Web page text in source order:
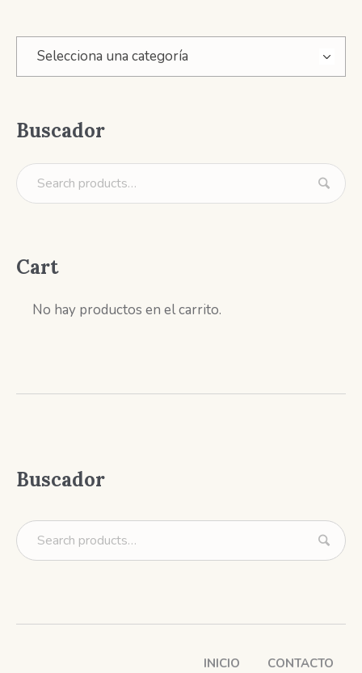
Selecciona una categoría
Buscador
Cart
No hay productos en el carrito.
Buscador
INICIO CONTACTO